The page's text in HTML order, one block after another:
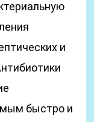
и
быстро и